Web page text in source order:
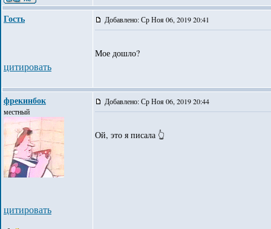
Гость
цитировать
Добавлено: Ср Ноя 06, 2019 20:41
Мое дошло?
фрекинбок
местный
цитировать
Добавлено: Ср Ноя 06, 2019 20:44
Ой, это я писала 👆